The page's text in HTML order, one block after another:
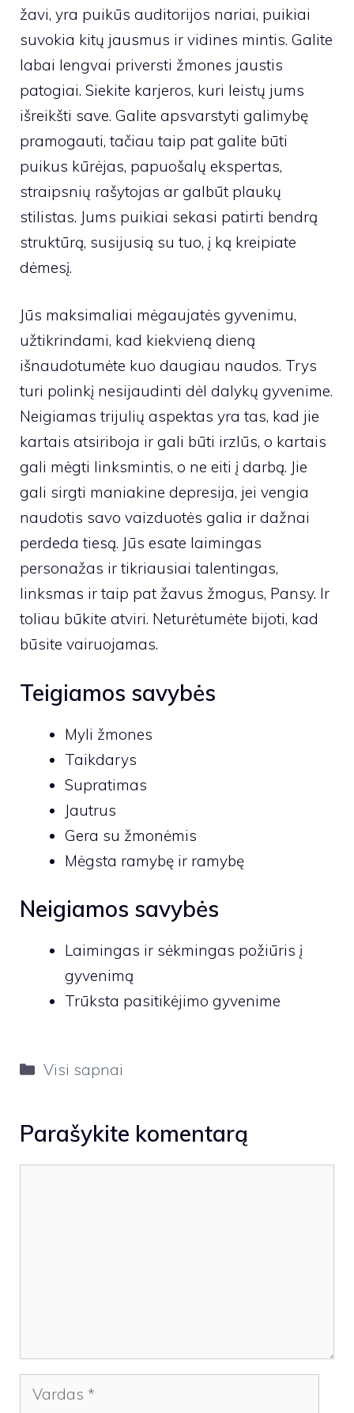
žavi, yra puikūs auditorijos nariai, puikiai
suvokia kitų jausmus ir vidines mintis. Galite
labai lengvai priversti žmones jaustis
patogiai. Siekite karjeros, kuri leistų jums
išreikšti save. Galite apsvarstyti galimybę
pramogauti, tačiau taip pat galite būti
puikus kūrėjas, papuošalų ekspertas,
straipsnių rašytojas ar galbūt plaukų
stilistas. Jums puikiai sekasi patirti bendrą
struktūrą, susijusią su tuo, į ką kreipiate
dėmesį.
Jūs maksimaliai mėgaujatės gyvenimu,
užtikrindami, kad kiekvieną dieną
išnaudotumėte kuo daugiau naudos. Trys
turi polinkį nesijaudinti dėl dalykų gyvenime.
Neigiamas trijulių aspektas yra tas, kad jie
kartais atsiriboja ir gali būti irzlūs, o kartais
gali mėgti linksmintis, o ne eiti į darbą. Jie
gali sirgti maniakine depresija, jei vengia
naudotis savo vaizduotės galia ir dažnai
perdeda tiesą. Jūs esate laimingas
personažas ir tikriausiai talentingas,
linksmas ir taip pat žavus žmogus, Pansy. Ir
toliau būkite atviri. Neturėtumėte bijoti, kad
būsite vairuojamas.
Teigiamos savybės
Myli žmones
Taikdarys
Supratimas
Jautrus
Gera su žmonėmis
Mėgsta ramybę ir ramybę
Neigiamos savybės
Laimingas ir sėkmingas požiūris į
gyvenimą
Trūksta pasitikėjimo gyvenime
Kategorijos
Visi sapnai
Parašykite komentarą
Vardas